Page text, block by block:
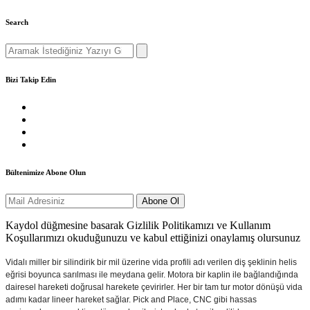
Search
Search
for:
Bizi Takip Edin
Bültenimize Abone Olun
Kaydol düğmesine basarak Gizlilik Politikamızı ve Kullanım
Koşullarımızı okuduğunuzu ve kabul ettiğinizi onaylamış olursunuz
Vidalı miller bir silindirik bir mil üzerine vida profili adı verilen diş şeklinin helis
eğrisi boyunca sarılması ile meydana gelir. Motora bir kaplin ile bağlandığında
dairesel hareketi doğrusal harekete çevirirler. Her bir tam tur motor dönüşü vida
adımı kadar lineer hareket sağlar. Pick and Place, CNC gibi hassas